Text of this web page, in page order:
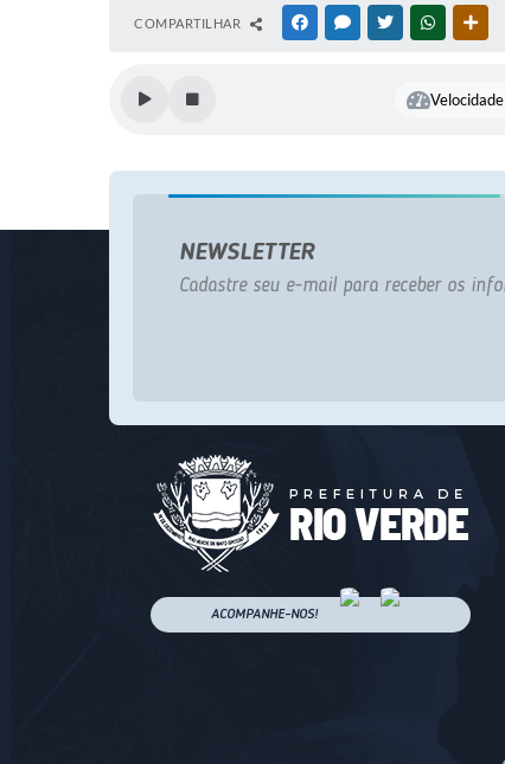
COMPARTILHAR FACEBOOKMESSENGER
TWITTERWHATSAPP
NEWSLETTER
Cadastre seu e-mail para receber os
ACOMPANHE-NOS!